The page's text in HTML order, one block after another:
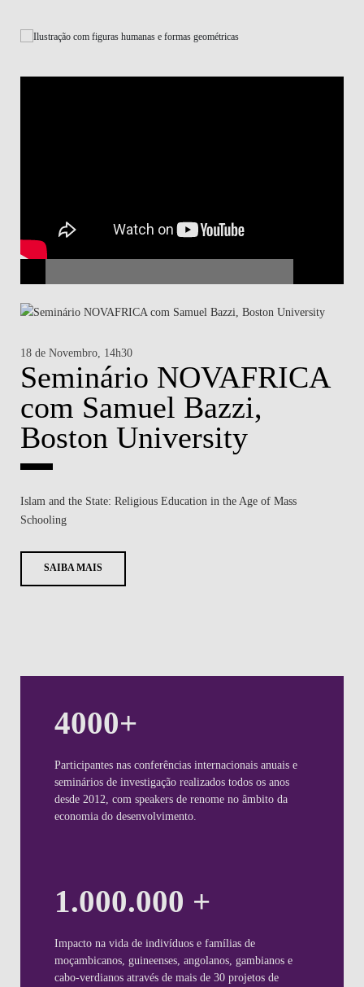
18 de Novembro, 14h30
Seminário NOVAFRICA
com Samuel Bazzi,
Boston University
Islam and the State: Religious Education in the Age of Mass
Schooling
SAIBA MAIS
4000+
Participantes nas conferências internacionais anuais e
seminários de investigação realizados todos os anos
desde 2012, com speakers de renome no âmbito da
economia do desenvolvimento.
1.000.000 +
Impacto na vida de indivíduos e famílias de
moçambicanos, guineenses, angolanos, gambianos e
cabo-verdianos através de mais de 30 projetos de